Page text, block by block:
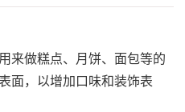
来做糕点、月饼、面包等的
面，以增加口味和装饰表